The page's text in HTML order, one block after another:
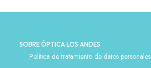
SOBRE ÓPTICA LOS ANDES
Política de tratamiento de datos personales